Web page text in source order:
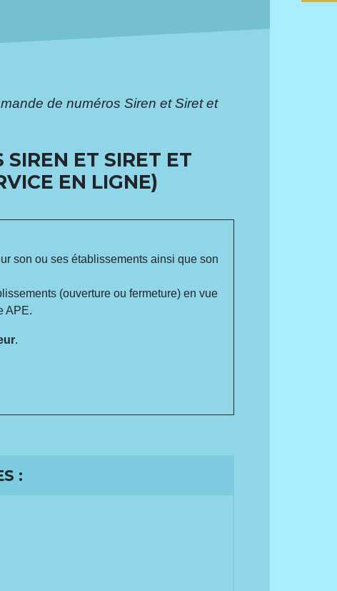
de numéros Siren et Siret et
ET SIRET ET
EN LIGNE)
son ou ses établissements ainsi que son
(ouverture ou fermeture) en vue
APE.
.
: